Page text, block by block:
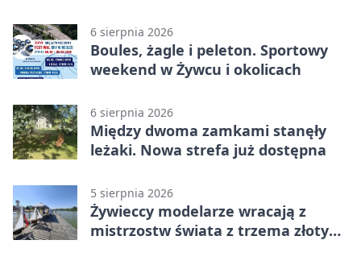
6 sierpnia 2026
Boules, żagle i peleton. Sportowy
weekend w Żywcu i okolicach
6 sierpnia 2026
Między dwoma zamkami stanęły
leżaki. Nowa strefa już dostępna
5 sierpnia 2026
Żywieccy modelarze wracają z
mistrzostw świata z trzema złotymi